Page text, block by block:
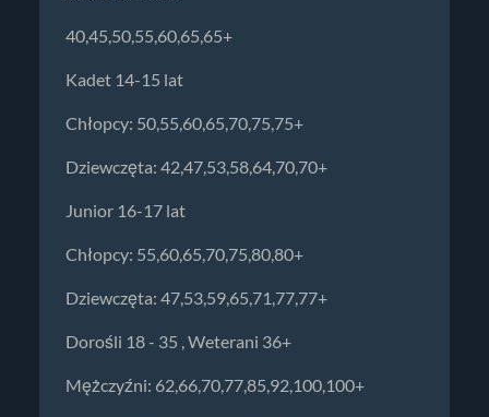
40,45,50,55,60,65,65+
Kadet 14-15 lat
Chłopcy: 50,55,60,65,70,75,75+
Dziewczęta: 42,47,53,58,64,70,70+
Junior 16-17 lat
Chłopcy: 55,60,65,70,75,80,80+
Dziewczęta: 47,53,59,65,71,77,77+
Dorośli 18 - 35 , Weterani 36+
Mężczyźni: 62,66,70,77,85,92,100,100+